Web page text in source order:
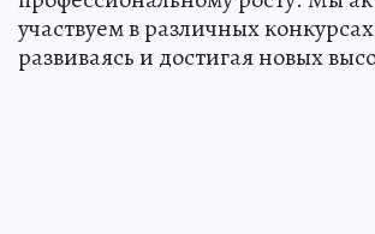
участвуем в различных
развиваясь и достигая новых